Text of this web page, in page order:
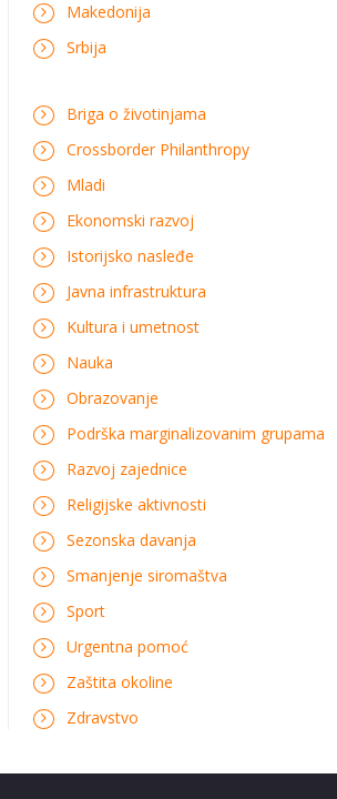
Makedonija
Srbija
Briga o životinjama
Crossborder Philanthropy
Mladi
Ekonomski razvoj
Istorijsko nasleđe
Javna infrastruktura
Kultura i umetnost
Nauka
Obrazovanje
Podrška marginalizovanim grupama
Razvoj zajednice
Religijske aktivnosti
Sezonska davanja
Smanjenje siromaštva
Sport
Urgentna pomoć
Zaštita okoline
Zdravstvo